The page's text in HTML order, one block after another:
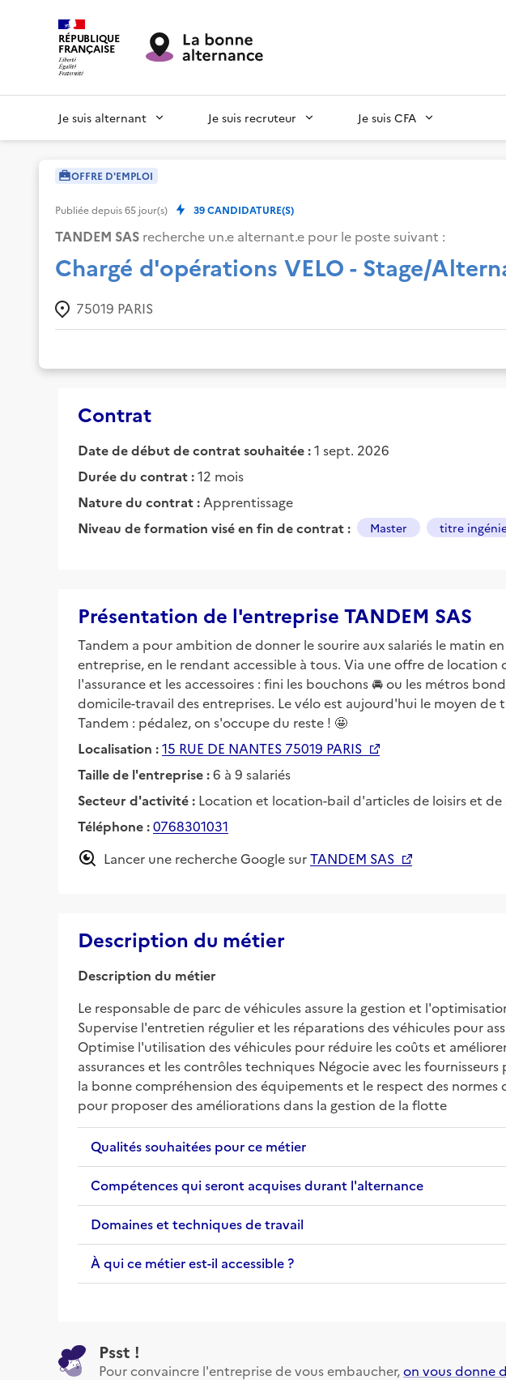
RÉPUBLIQUE
FRANÇAISE
Je suis alternant Je suis recruteur Je suis CFA
OFFRE D'EMPLOI
Publiée depuis65 jour(s) 39CANDIDATURE(S)
TANDEM SAS recherche un.e alternant.e pour le poste suivant :
Chargé d'opérations VELO - Stage/
75019 PARIS
Contrat
Date de début de contrat souhaitée :1 sept. 2026
Durée du contrat :12 mois
Nature du contrat : Apprentissage
Niveau de formation visé en fin de contrat :
Master titre
Présentation de l'entreprise TANDEM SAS
Tandem a pour ambition de donner le sourire aux salariés le matin
entreprise, en le rendant accessible à tous. Via une offre de
l'assurance et les accessoires : fini les bouchons 🚘 ou les métros
domicile-travail des entreprises. Le vélo est aujourd'hui le moyen
Tandem : pédalez, on s'occupe du reste ! 🤩
Localisation :15 RUE DE NANTES 75019 PARIS
Taille de l'entreprise :6 à 9 salariés
Secteur d'activité : Location et location-bail d'articles de loisirs et de
Téléphone :0768301031
Lancer une recherche Google surTANDEM SAS
Description du métier
Description du métier
Le responsable de parc de véhicules assure la gestion et
Supervise l'entretien régulier et les réparations des véhicules pour
Optimise l'utilisation des véhicules pour réduire les coûts et
assurances et les contrôles techniques Négocie avec les
la bonne compréhension des équipements et le respect des
pour proposer des améliorations dans la gestion de la flotte
Qualités souhaitées pour ce métier
Compétences qui seront acquises durant l'alternance
Domaines et techniques de travail
À qui ce métier est-il accessible ?
Psst !
Pour convaincre l'entreprise de vous embaucher,on vous donne